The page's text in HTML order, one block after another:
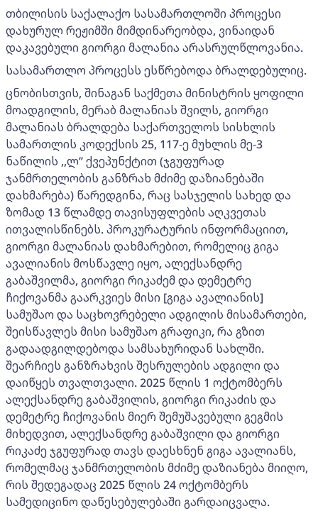
თბილისის საქალაქო სასამართლოში პროცესი
დახურულ რეჟიმში მიმდინარეობდა, ვინაიდან
დაკავებული გიორგი მალანია არასრულწლოვანია.
სასამართლო პროცესს ესწრებოდა ბრალდებულიც.
ცნობისთვის, შინაგან საქმეთა მინისტრის ყოფილი
მოადგილის, მერაბ მალანიას შვილს, გიორგი
მალანიას ბრალდება საქართველოს სისხლის
სამართლის კოდექსის 25, 117-ე მუხლის მე-3
ნაწილის ,,ლ’’ ქვეპუნქტით (ჯგუფურად
ჯანმრთელობის განზრახ მძიმე დაზიანებაში
დახმარება) წარედგინა, რაც სასჯელის სახედ და
ზომად 13 წლამდე თავისუფლების აღკვეთას
ითვალისწინებს. პროკურატურის ინფორმაციით,
გიორგი მალანიას დახმარებით, რომელიც გიგა
ავალიანის მოსწავლე იყო, ალექსანდრე
გაბაშვილმა, გიორგი რიკაძემ და დემეტრე
ჩიქოვანმა გაარკვიეს მისი [გიგა ავალიანის]
სამუშაო და საცხოვრებელი ადგილის მისამართები,
შეისწავლეს მისი სამუშაო გრაფიკი, რა გზით
გადაადგილდებოდა სამსახურიდან სახლში.
შეარჩიეს განზრახვის შესრულების ადგილი და
დაიწყეს თვალთვალი. 2025 წლის 1 ოქტომბერს
ალექსანდრე გაბაშვილის, გიორგი რიკაძის და
დემეტრე ჩიქოვანის მიერ შემუშავებული გეგმის
მიხედვით, ალექსანდრე გაბაშვილი და გიორგი
რიკაძე ჯგუფურად თავს დაესხნენ გიგა ავალიანს,
რომელმაც ჯანმრთელობის მძიმე დაზიანება მიიღო,
რის შედეგადაც 2025 წლის 24 ოქტომბერს
სამედიცინო დაწესებულებაში გარდაიცვალა.